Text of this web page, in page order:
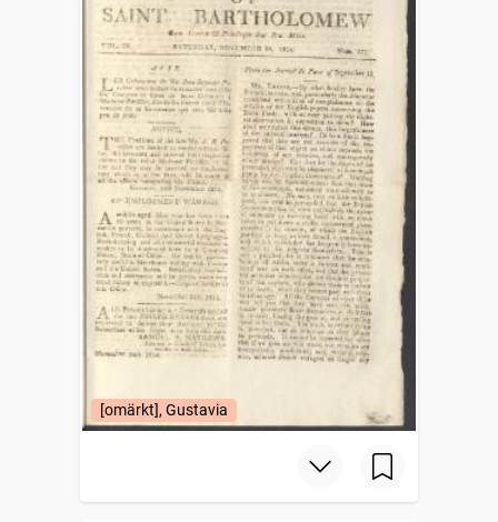
[omärkt], Gustavia